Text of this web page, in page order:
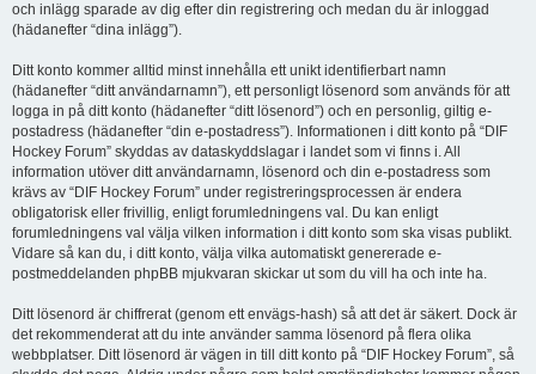
och inlägg sparade av dig efter din registrering och medan du är inloggad
(hädanefter “dina inlägg”).
Ditt konto kommer alltid minst innehålla ett unikt identifierbart namn
(hädanefter “ditt användarnamn”), ett personligt lösenord som används för att
logga in på ditt konto (hädanefter “ditt lösenord”) och en personlig, giltig e-
postadress (hädanefter “din e-postadress”). Informationen i ditt konto på “DIF
Hockey Forum” skyddas av dataskyddslagar i landet som vi finns i. All
information utöver ditt användarnamn, lösenord och din e-postadress som
krävs av “DIF Hockey Forum” under registreringsprocessen är endera
obligatorisk eller frivillig, enligt forumledningens val. Du kan enligt
forumledningens val välja vilken information i ditt konto som ska visas publikt.
Vidare så kan du, i ditt konto, välja vilka automatiskt genererade e-
postmeddelanden phpBB mjukvaran skickar ut som du vill ha och inte ha.
Ditt lösenord är chiffrerat (genom ett envägs-hash) så att det är säkert. Dock är
det rekommenderat att du inte använder samma lösenord på flera olika
webbplatser. Ditt lösenord är vägen in till ditt konto på “DIF Hockey Forum”, så